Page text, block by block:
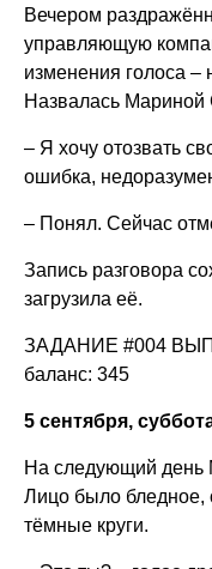
Вечером
управляющую
изменения голоса –
Назвалась Мариной
– Я хочу отозвать
ошибка,
– Понял. Сейчас
Запись разговора
загрузила её.
ЗАДАНИЕ #004
баланс: 345
5 сентября,
На следующий день
Лицо было бледное,
тёмные круги.